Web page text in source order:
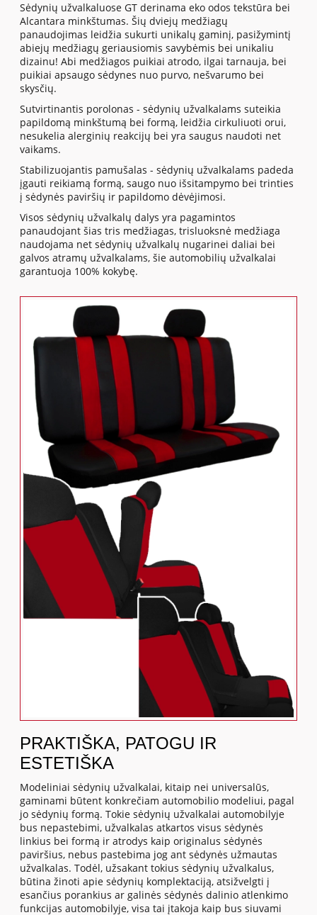
Sėdynių užvalkaluose GT derinama eko odos tekstūra bei
Alcantara minkštumas. Šių dviejų medžiagų
panaudojimas leidžia sukurti unikalų gaminį, pasižymintį
abiejų medžiagų geriausiomis savybėmis bei unikaliu
dizainu! Abi medžiagos puikiai atrodo, ilgai tarnauja, bei
puikiai apsaugo sėdynes nuo purvo, nešvarumo bei
skysčių.
Sutvirtinantis porolonas - sėdynių užvalkalams suteikia
papildomą minkštumą bei formą, leidžia cirkuliuoti orui,
nesukelia alerginių reakcijų bei yra saugus naudoti net
vaikams.
Stabilizuojantis pamušalas - sėdynių užvalkalams padeda
įgauti reikiamą formą, saugo nuo išsitampymo bei trinties
į sėdynės paviršių ir papildomo dėvėjimosi.
Visos sėdynių užvalkalų dalys yra pagamintos
panaudojant šias tris medžiagas, trisluoksnė medžiaga
naudojama net sėdynių užvalkalų nugarinei daliai bei
galvos atramų užvalkalams, šie automobilių užvalkalai
garantuoja 100% kokybę.
PRAKTIŠKA, PATOGU IR
ESTETIŠKA
Modeliniai sėdynių užvalkalai, kitaip nei universalūs,
gaminami būtent konkrečiam automobilio modeliui, pagal
jo sėdynių formą. Tokie sėdynių užvalkalai automobilyje
bus nepastebimi, užvalkalas atkartos visus sėdynės
linkius bei formą ir atrodys kaip originalus sėdynės
paviršius, nebus pastebima jog ant sėdynės užmautas
užvalkalas. Todėl, užsakant tokius sėdynių užvalkalus,
būtina žinoti apie sėdynių komplektaciją, atsižvelgti į
esančius porankius ar galinės sėdynės dalinio atlenkimo
funkcijas automobilyje, visa tai įtakoja kaip bus siuvami